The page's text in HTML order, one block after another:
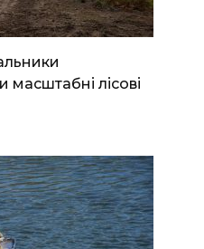
масштабні лісові